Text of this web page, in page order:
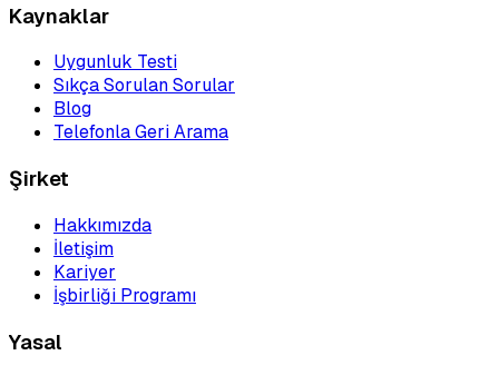
Kaynaklar
Uygunluk Testi
Sıkça Sorulan Sorular
Blog
Telefonla Geri Arama
Şirket
Hakkımızda
İletişim
Kariyer
İşbirliği Programı
Yasal